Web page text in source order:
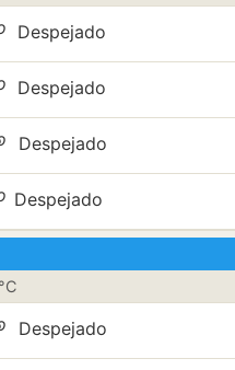
Despejado
Despejado
Despejado
Despejado
Despejado